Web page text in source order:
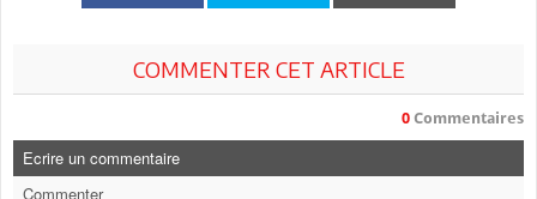
COMMENTER CET ARTICLE
0 Commentaires
Ecrire un commentaire
Commenter